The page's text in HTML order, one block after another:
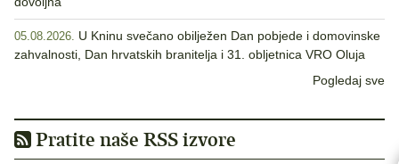
05.08.2026. U Kninu svečano obilježen Dan pobjede i domovinske
zahvalnosti, Dan hrvatskih branitelja i 31. obljetnica VRO Oluja
Pogledaj sve
Pratite naše RSS izvore